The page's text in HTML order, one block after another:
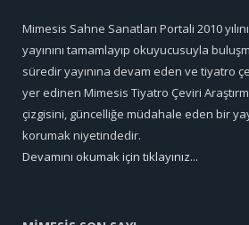
Mimesis Sahne Sanatları Portali 2010
yayınını tamamlayıp okuyucusuyla
süredir yayınına devam eden ve tiyatro
yer edinen Mimesis Tiyatro Çeviri
çizgisini, güncelliğe müdahale eden bir
korumak niyetindedir.
Devamını okumak için tıklayınız...